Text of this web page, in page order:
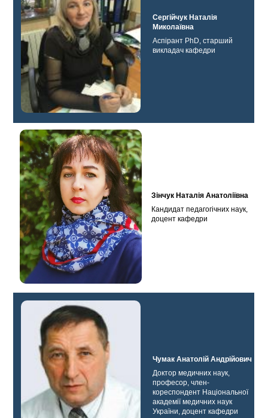
Сергійчук Наталія
Миколаївна
Аспірант PhD, старший
викладач кафедри
Зінчук Наталія Анатоліївна
Кандидат педагогічних наук,
доцент кафедри
Чумак Анатолій Андрійович
Доктор медичних наук,
професор, член-
кореспондент Національної
академії медичних наук
України, доцент кафедри